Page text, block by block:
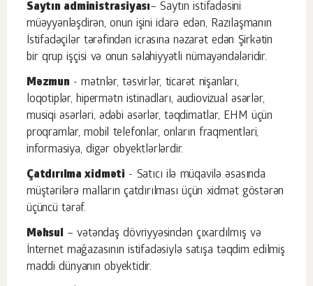
Saytın administrasiyası– Saytın istifadəsini
müəyyənləşdirən, onun işini idarə edən, Razılaşmanın
İstifadəçilər tərəfindən icrasına nəzarət edən Şirkətin
bir qrup işçisi və onun səlahiyyətli nümayəndələridir.
Məzmun - mətnlər, təsvirlər, ticarət nişanları,
loqotiplər, hipermətn istinadları, audiovizual əsərlər,
musiqi əsərləri, ədəbi əsərlər, təqdimatlar, EHM üçün
proqramlar, mobil telefonlar, onların fraqmentləri,
informasiya, digər obyektlərlərdir.
Çatdırılma xidməti - Satıcı ilə müqavilə əsasında
müştərilərə malların çatdırılması üçün xidmət göstərən
üçüncü tərəf.
Məhsul – vətəndaş dövriyyəsindən çıxardılmış və
İnternet mağazasının istifadəsiylə satışa təqdim edilmiş
maddi dünyanın obyektidir.